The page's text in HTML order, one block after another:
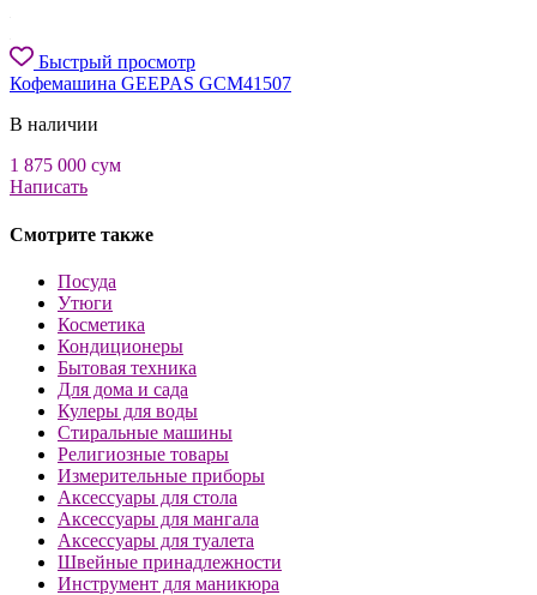
Быстрый просмотр
Кофемашина GEEPAS GCM41507
В наличии
1 875 000 сум
Написать
Смотрите также
Посуда
Утюги
Косметика
Кондиционеры
Бытовая техника
Для дома и сада
Кулеры для воды
Стиральные машины
Религиозные товары
Измерительные приборы
Аксессуары для стола
Аксессуары для мангала
Аксессуары для туалета
Швейные принадлежности
Инструмент для маникюра